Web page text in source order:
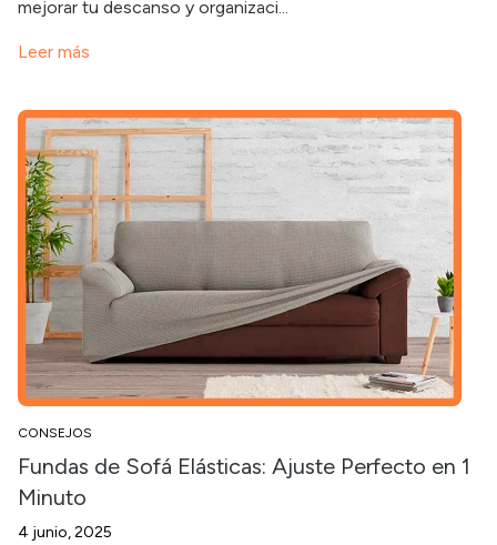
mejorar tu descanso y organizaci...
Leer más
CONSEJOS
Fundas de Sofá Elásticas: Ajuste Perfecto en 1
Minuto
4 junio, 2025